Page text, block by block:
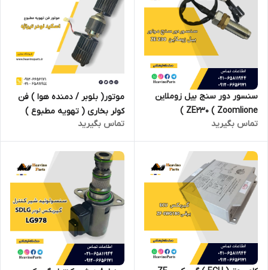
سنسور دور سنج بیل زوملاین
ZE230 ( Zoomlione )
تماس بگیرید
موتور( بلوبر / دمنده هوا ) فن
کولر بخاری ( تهویه مطبوع )
اسکید لودر دلتا راه ماشین
LG312H
تماس بگیرید